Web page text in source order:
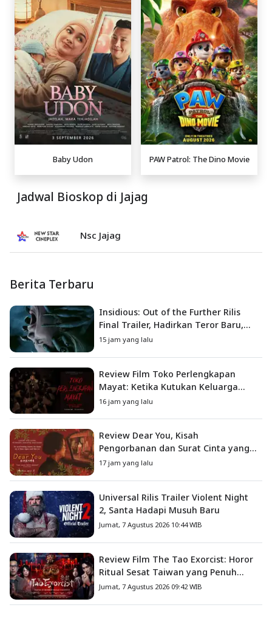
Baby Udon PAW Patrol: The Dino Movie
Jadwal Bioskop di Jajag
Nsc Jajag
Berita Terbaru
Insidious: Out of the Further Rilis
Final Trailer, Hadirkan Teror Baru,
Iblis Kini Masuk ke Dunia Manusia
15 jam yang lalu
Review Film Toko Perlengkapan
Mayat: Ketika Kutukan Keluarga
Menjadi Sumber Teror yang
16 jam yang lalu
Review Dear You, Kisah
Pengorbanan dan Surat Cinta yang
Menyentuh Hati
17 jam yang lalu
Universal Rilis Trailer Violent Night
2, Santa Hadapi Musuh Baru
Jumat, 7 Agustus 2026 10:44 WIB
Review Film The Tao Exorcist: Horor
Ritual Sesat Taiwan yang Penuh
Misteri dan Teror Psikologis
Jumat, 7 Agustus 2026 09:42 WIB